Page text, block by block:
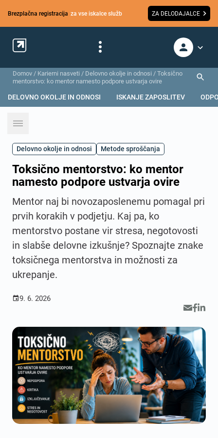
Brezplačna registracija za vse iskalce služb ZA DELODAJALCE
Domov / Karierni nasveti / Delovno okolje in odnosi / Toksično
mentorstvo: ko mentor namesto podpore ustvarja ovire
DELOVNO OKOLJE IN ODNOSI ISKANJE ZAPOSLITEV
Delovno okolje in odnosi Metode sproščanja
Toksično mentorstvo: ko mentor
namesto podpore ustvarja ovire
Mentor naj bi novozaposlenemu pomagal pri
prvih korakih v podjetju. Kaj pa, ko
mentorstvo postane vir stresa, negotovosti
in slabše delovne izkušnje? Spoznajte znake
toksičnega mentorstva in možnosti za
ukrepanje.
9. 6. 2026